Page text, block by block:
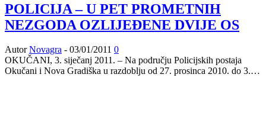
POLICIJA – U PET PROMETNIH
NEZGODA OZLIJEĐENE DVIJE OS
Autor Novagra - 03/01/2011 0
OKUČANI, 3. siječanj 2011. – Na području Policijskih postaja
Okučani i Nova Gradiška u razdoblju od 27. prosinca 2010. do 3.…